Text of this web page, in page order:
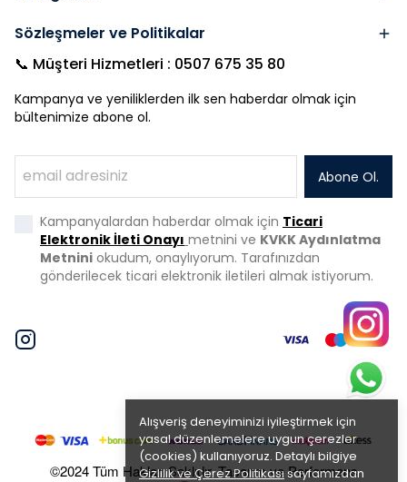
Alışveriş deneyiminizi iyileştirmek için
yasal düzenlemelere uygun çerezler
(cookies) kullanıyoruz. Detaylı bilgiye
Gizlilik ve Çerez Politikasısayfamızdan
Sözleşmeler ve Politikalar
📞 Müşteri Hizmetleri : 0507 675 35 80
Kampanya ve yeniliklerden ilk sen haberdar olmak için
bültenimize abone ol.
Abone Ol.
Kampanyalardan haberdar olmak için Ticari
Elektronik İleti Onayı metnini ve KVKK Aydınlatma
Metnini okudum, onaylıyorum. Tarafınızdan
gönderilecek ticari elektronik iletileri almak istiyorum.
©2024 Tüm Hakları Saklıdır. Tasarım ve Performans